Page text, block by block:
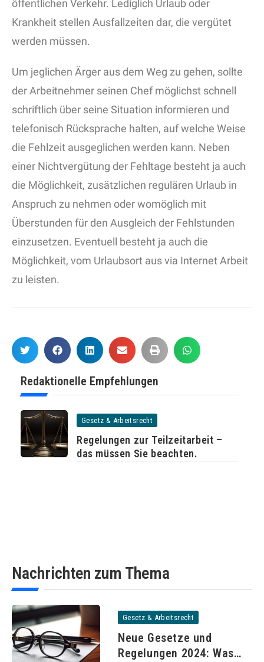
öffentlichen Verkehr. Lediglich Urlaub oder
Krankheit stellen Ausfallzeiten dar, die vergütet
werden müssen.
Um jeglichen Ärger aus dem Weg zu gehen, sollte
der Arbeitnehmer seinen Chef möglichst schnell
schriftlich über seine Situation informieren und
telefonisch Rücksprache halten, auf welche Weise
die Fehlzeit ausgeglichen werden kann. Neben
einer Nichtvergütung der Fehltage besteht ja auch
die Möglichkeit, zusätzlichen regulären Urlaub in
Anspruch zu nehmen oder womöglich mit
Überstunden für den Ausgleich der Fehlstunden
einzusetzen. Eventuell besteht ja auch die
Möglichkeit, vom Urlaubsort aus via Internet Arbeit
zu leisten.
Redaktionelle Empfehlungen
Gesetz & Arbeitsrecht
Regelungen zur Teilzeitarbeit –
das müssen Sie beachten.
Nachrichten zum Thema
Gesetz & Arbeitsrecht
Neue Gesetze und
Regelungen 2024: Was